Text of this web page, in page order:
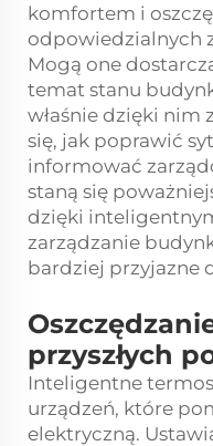
komfortem i
odpowiedzialnych
Mogą one
temat stanu
właśnie dzięki nim
się, jak poprawić
informować
staną się
dzięki
zarządzanie
bardziej przyjazne
przyszłych
Inteligentne
urządzeń, które
elektryczną.